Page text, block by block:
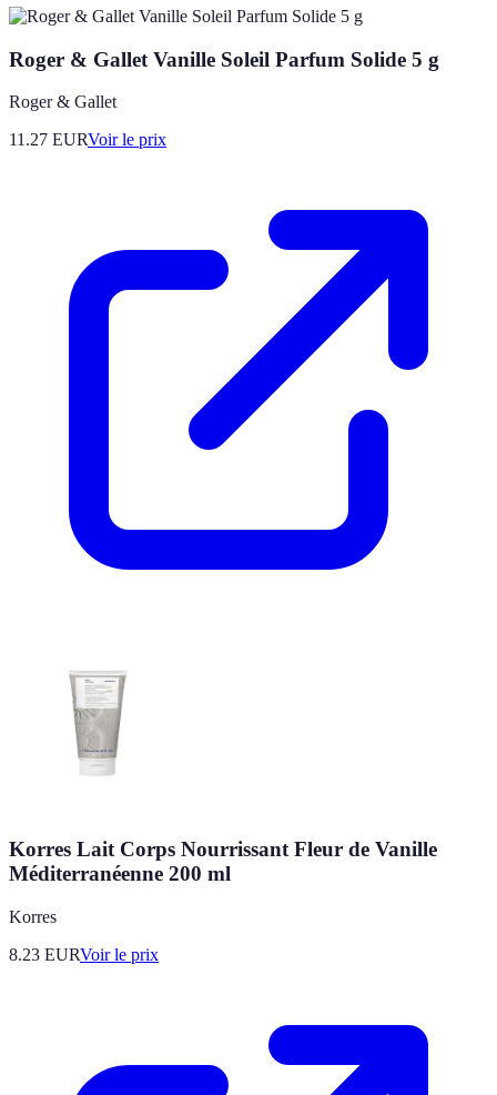
Roger & Gallet Vanille Soleil Parfum Solide 5 g
Roger & Gallet
11.27 EURVoir le prix
Korres Lait Corps Nourrissant Fleur de Vanille
Méditerranéenne 200 ml
Korres
8.23 EURVoir le prix